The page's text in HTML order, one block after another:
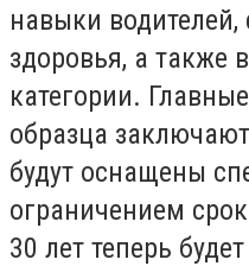
навыки водителей,
здоровья, а также
категории.
образца
будут оснащены
ограничением
30 лет теперь